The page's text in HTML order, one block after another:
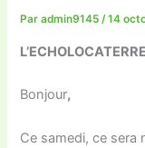
Paradmin9145/14
Bonjour,
Ce samedi, ce sera